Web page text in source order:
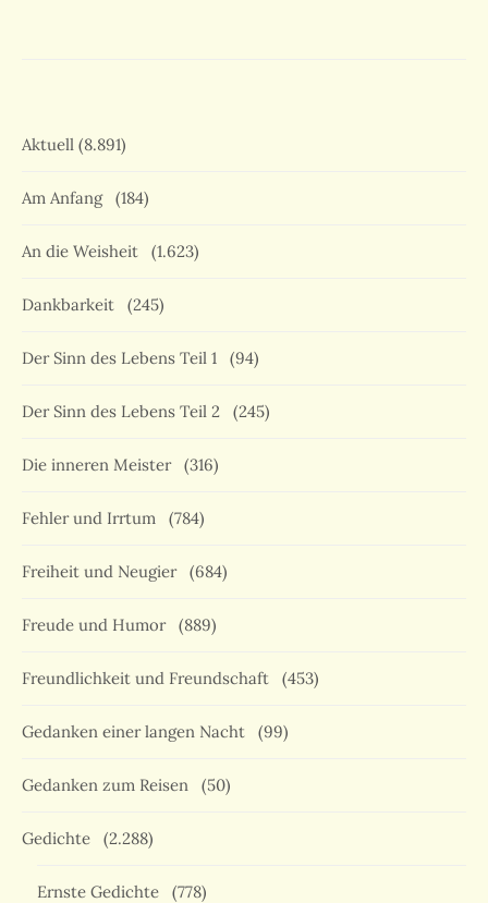
Aktuell (8.891)
Am Anfang (184)
An die Weisheit (1.623)
Dankbarkeit (245)
Der Sinn des Lebens Teil 1 (94)
Der Sinn des Lebens Teil 2 (245)
Die inneren Meister (316)
Fehler und Irrtum (784)
Freiheit und Neugier (684)
Freude und Humor (889)
Freundlichkeit und Freundschaft (453)
Gedanken einer langen Nacht (99)
Gedanken zum Reisen (50)
Gedichte (2.288)
Ernste Gedichte (778)